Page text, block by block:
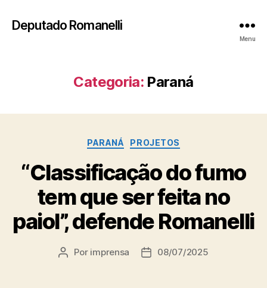
Deputado Romanelli
Menu
Categoria: Paraná
Categorias
PARANÁ PROJETOS
“Classificação do fumo
tem que ser feita no
paiol”, defende Romanelli
Autor
Por imprensa
Data08/07/2025